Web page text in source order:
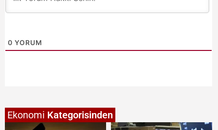
0 YORUM
Ekonomi Kategorisinden